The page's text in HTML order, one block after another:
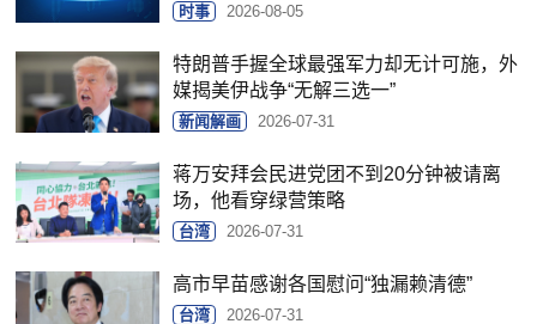
时事 2026-08-05
特朗普手握全球最强军力却无计可施，外
媒揭美伊战争“无解三选一”
新闻解画 2026-07-31
蒋万安拜会民进党团不到20分钟被请离
场，他看穿绿营策略
台湾 2026-07-31
高市早苗感谢各国慰问“独漏赖清德”
台湾 2026-07-31